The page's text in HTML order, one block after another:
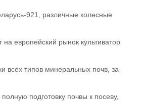
921, различные колесные
европейский рынок культиватор
всех типов минеральных почв, за
подготовку почвы к посеву,